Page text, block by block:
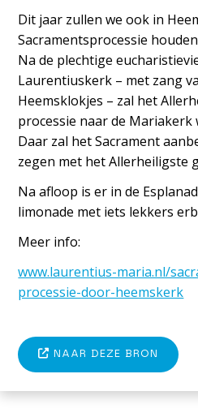
Dit jaar zullen we ook in
Sacramentsprocessie
Na de plechtige
Laurentiuskerk – met zang
Heemsklokjes – zal het
processie naar de
Daar zal het Sacrament
zegen met het Allerheiligste
Na afloop is er in de
limonade met iets lekkers
Meer info:
www.laurentius-maria.nl/
processie-door-heemskerk
NAAR DEZE BRON